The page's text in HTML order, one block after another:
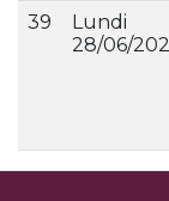
39
Lundi
28/06/